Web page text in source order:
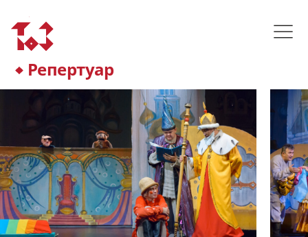
Репертуар